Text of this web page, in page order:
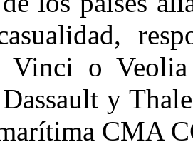
Vinci o
y
CMA